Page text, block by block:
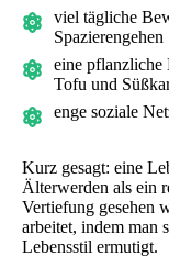
viel tägliche
Spazierengehen
eine pflanzliche
Tofu und
enge soziale
Kurz gesagt: eine
Älterwerden als ein
Vertiefung gesehen
arbeitet, indem man
Lebensstil ermutigt.